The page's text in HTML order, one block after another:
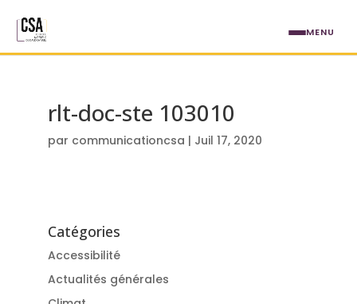
rlt-doc-ste 103010
par communicationcsa | Juil 17, 2020
Catégories
Accessibilité
Actualités générales
MENU